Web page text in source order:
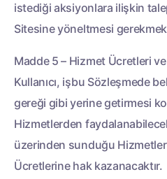
istediği aksiyonlara ilişkin
Sitesine yöneltmesi
Madde 5 – Hizmet Ücretleri
Kullanıcı, işbu Sözleşmede
gereği gibi yerine getirmesi
Hizmetlerden
üzerinden sunduğu Hizmetler
Ücretlerine hak kazanacaktır.